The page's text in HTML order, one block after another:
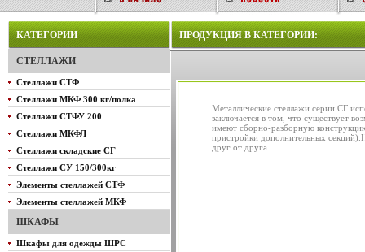
КАТЕГОРИИ
СТЕЛЛАЖИ
Стеллажи СТФ
Стеллажи МКФ 300 кг/полка
Стеллажи СТФУ 200
Стеллажи МКФЛ
Стеллажи складские СГ
Стеллажи СУ 150/300кг
Элементы стеллажей СТФ
Элементы стеллажей МКФ
ШКАФЫ
Шкафы для одежды ШРС
ПРОДУКЦИЯ В КАТЕГОРИИ:
Металлические стеллажи серии СГ
заключается в том, что существует
имеют сборно-разборную
пристройки дополнительных
друг от друга.